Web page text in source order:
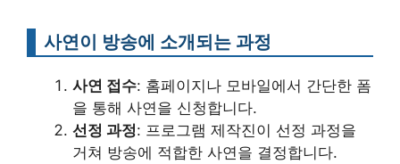
사연이 방송에 소개되는 과정
사연 접수: 홈페이지나 모바일에서 간단한 폼
을 통해 사연을 신청합니다.
선정 과정: 프로그램 제작진이 선정 과정을
거쳐 방송에 적합한 사연을 결정합니다.